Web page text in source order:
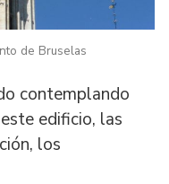
de Bruselas
contemplando
edificio, las
los